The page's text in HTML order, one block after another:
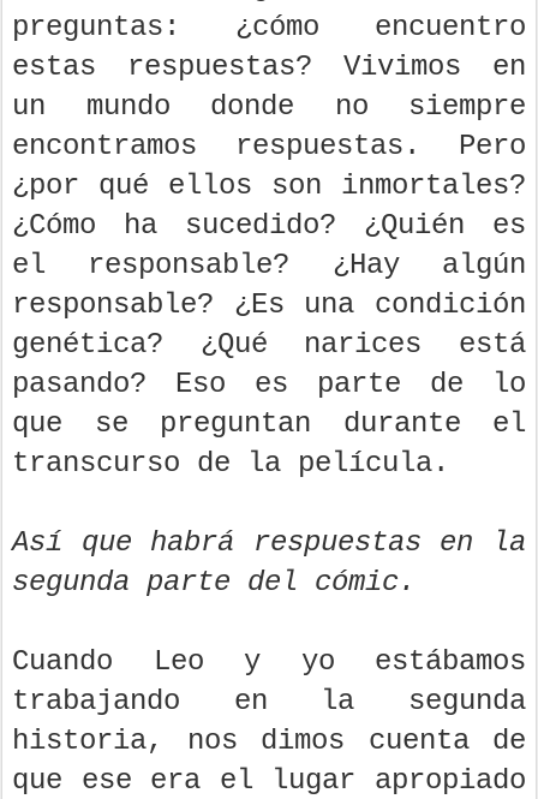
preguntas: ¿cómo encuentro
estas respuestas? Vivimos en
un mundo donde no siempre
encontramos respuestas. Pero
¿por qué ellos son inmortales?
¿Cómo ha sucedido? ¿Quién es
el responsable? ¿Hay algún
responsable? ¿Es una condición
genética? ¿Qué narices está
pasando? Eso es parte de lo
que se preguntan durante el
transcurso de la película.
Así que habrá respuestas en la
segunda parte del cómic.
Cuando Leo y yo estábamos
trabajando en la segunda
historia, nos dimos cuenta de
que ese era el lugar apropiado